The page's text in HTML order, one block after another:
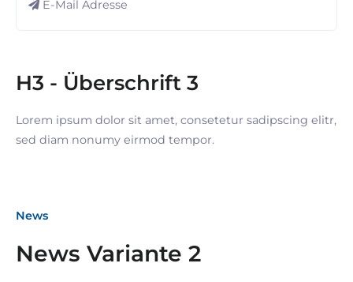
E-Mail Adresse
H3 - Überschrift 3
Lorem ipsum dolor sit amet, consetetur sadipscing elitr,
sed diam nonumy eirmod tempor.
News
News Variante 2